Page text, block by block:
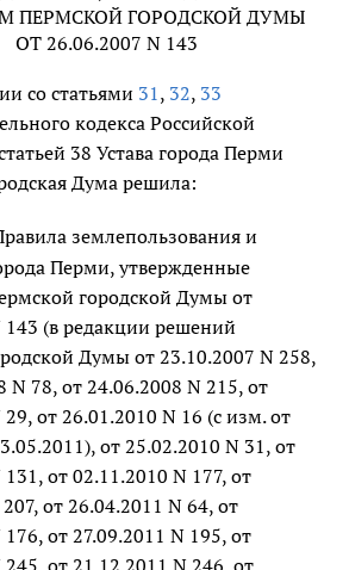
ПЕРМСКОЙ ГОРОДСКОЙ ДУМЫ
ОТ 26.06.2007 N 143
со статьями 31 , 32, 33
кодекса Российской
38 Устава города Перми
Дума решила:
землепользования и
Перми, утвержденные
городской Думы от
143 (в редакции решений
Думы от 23.10.2007 N 258,
N 78, от 24.06.2008 N 215, от
от 26.01.2010 N 16 (с изм. от
от 25.02.2010 N 31, от
от 02.11.2010 N 177, от
от 26.04.2011 N 64, от
от 27.09.2011 N 195, от
от 21.12.2011 N 246, от